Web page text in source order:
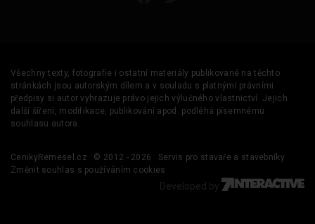
Všechny texty, fotografie i ostatní materiály publikované na těchto
stránkách jsou autorským dílem a v souladu s platnými právními
předpisy si autor vyhrazuje právo jejich výlučného vlastnictví. Jejich
další šíření, modifikace, publikování apod. podléhá písemnému
souhlasu autora.
CenikyRemesel.cz © 2012 - 2026
Servis pro stavaře a stavebníky
Změnit souhlas s používáním cookies
Developed by